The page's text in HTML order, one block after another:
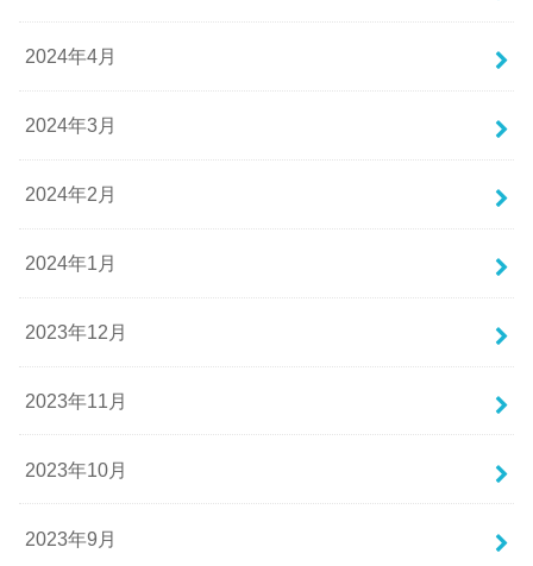
2024年4月
2024年3月
2024年2月
2024年1月
2023年12月
2023年11月
2023年10月
2023年9月